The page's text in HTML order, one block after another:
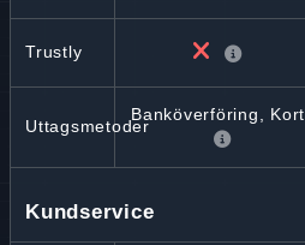
Trustly
Uttagsmetoder
Banköverföring, Kort
Kundservice